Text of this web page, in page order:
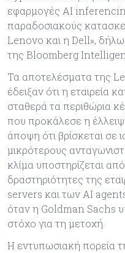
εφαρμογές AI
παραδοσιακούς
Lenovo και η Dell»,
της Bloomberg
Τα αποτελέσματα της
έδειξαν ότι η εταιρεία
σταθερά τα περιθώρια
που προκάλεσε η
άποψη ότι βρίσκεται σε
μικρότερους
κλίμα υποστηρίζεται
δραστηριότητες της
servers και των AI
όταν η Goldman Sachs
στόχο για τη μετοχή.
Η εντυπωσιακή πορεία